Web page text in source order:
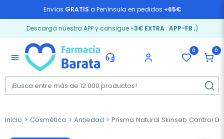
Envíos GRATIS a Península en pedidos +65€
Descarga nuestra APP y consigue -3€ EXTRA: APP-FB ;)
menu
0 0
Inicio Cosmética Antiedad Prisma Natural Skinseb Control